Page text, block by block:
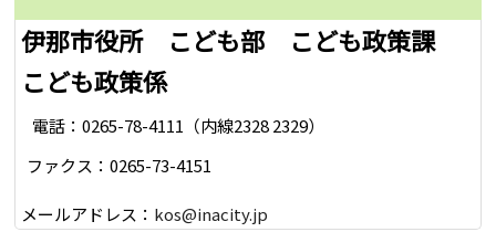
伊那市役所 こども部 こども政策課
こども政策係
電話：0265-78-4111（内線2328 2329）
ファクス：0265-73-4151
メールアドレス： kos@inacity.jp